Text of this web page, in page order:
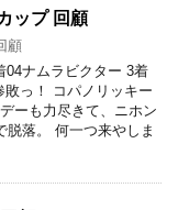
ップ 回顧
顧
04ナムラビクター 3着
っ！ コパノリッキー
ーも力尽きて、ニホン
脱落。 何一つ来やしま